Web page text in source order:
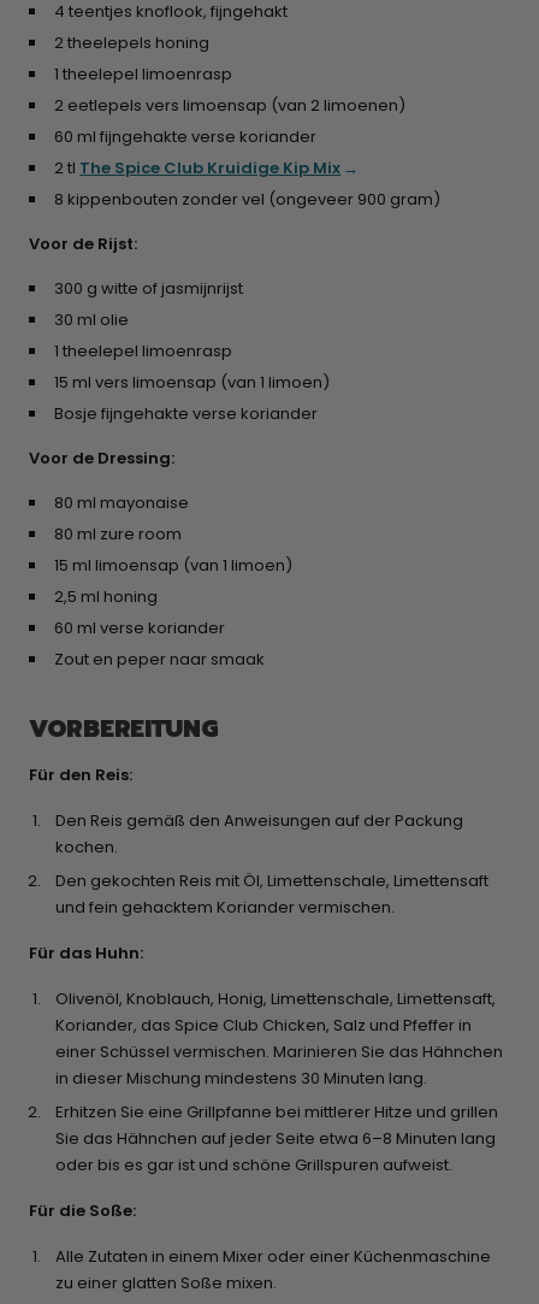
4 teentjes knoflook, fijngehakt
2 theelepels honing
1 theelepel limoenrasp
2 eetlepels vers limoensap (van 2 limoenen)
60 ml fijngehakte verse koriander
2 tl The Spice Club Kruidige Kip Mix
8 kippenbouten zonder vel (ongeveer 900 gram)
Voor de Rijst:
300 g witte of jasmijnrijst
30 ml olie
1 theelepel limoenrasp
15 ml vers limoensap (van 1 limoen)
Bosje fijngehakte verse koriander
Voor de Dressing:
80 ml mayonaise
80 ml zure room
15 ml limoensap (van 1 limoen)
2,5 ml honing
60 ml verse koriander
Zout en peper naar smaak
VORBEREITUNG
Für den Reis:
Den Reis gemäß den Anweisungen auf der Packung
kochen.
Den gekochten Reis mit Öl, Limettenschale, Limettensaft
und fein gehacktem Koriander vermischen.
Für das Huhn:
Olivenöl, Knoblauch, Honig, Limettenschale, Limettensaft,
Koriander, das Spice Club Chicken, Salz und Pfeffer in
einer Schüssel vermischen. Marinieren Sie das Hähnchen
in dieser Mischung mindestens 30 Minuten lang.
Erhitzen Sie eine Grillpfanne bei mittlerer Hitze und grillen
Sie das Hähnchen auf jeder Seite etwa 6–8 Minuten lang
oder bis es gar ist und schöne Grillspuren aufweist.
Für die Soße:
Alle Zutaten in einem Mixer oder einer Küchenmaschine
zu einer glatten Soße mixen.